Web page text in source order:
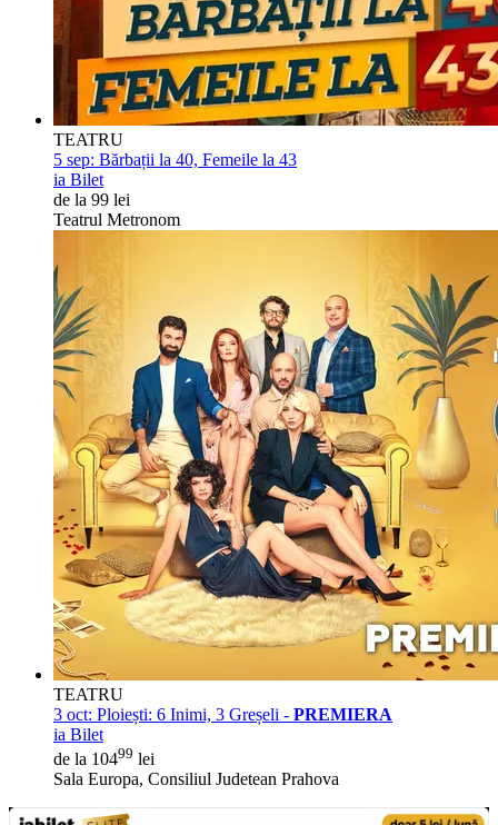
TEATRU
5 sep: Bărbații la 40, Femeile la 43
ia Bilet
de la 99 lei
Teatrul Metronom
TEATRU
3 oct: Ploiești: 6 Inimi, 3 Greșeli - PREMIERA
ia Bilet
de la 10499 lei
Sala Europa, Consiliul Judetean Prahova